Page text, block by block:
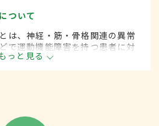
ついて
は、神経・筋・骨格関連の異常
で運動機能障害を持つ患者に対
復や残存能力の維持を目的とし
っと見る